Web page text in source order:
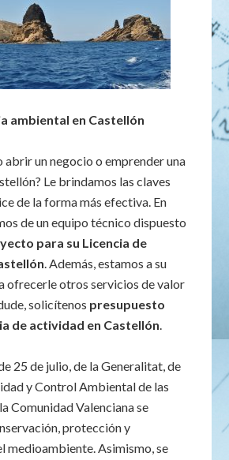
ambiental en Castellón
abrir un negocio o emprender una
Le brindamos las claves
de la forma más efectiva. En
de un equipo técnico dispuesto
para su Licencia de
. Además, estamos a su
ofrecerle otros servicios de valor
solicítenos presupuesto
de actividad en Castellón.
25 de julio, de la Generalitat, de
y Control Ambiental de las
Comunidad Valenciana se
protección y
medioambiente. Asimismo, se